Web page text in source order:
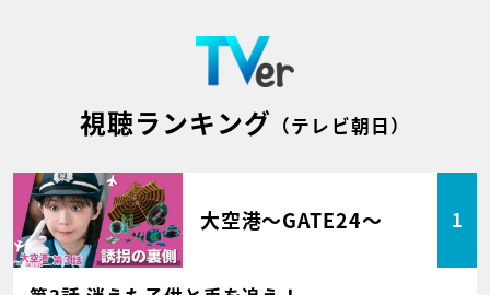
視聴ランキング （テレビ朝日）
大空港～GATE24～ 1